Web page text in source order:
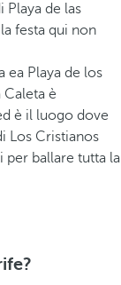
Playa de las
festa qui non
ea Playa de los
è
è il luogo dove
Los Cristianos
ballare tutta la